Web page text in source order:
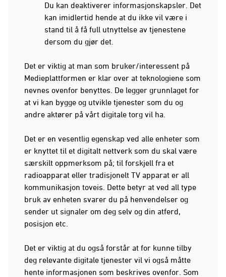
Du kan deaktiverer informasjonskapsler. Det
kan imidlertid hende at du ikke vil være i
stand til å få full utnyttelse av tjenestene
dersom du gjør det.
Det er viktig at man som bruker/interessent på
Medieplattformen er klar over at teknologiene som
nevnes ovenfor benyttes. De legger grunnlaget for
at vi kan bygge og utvikle tjenester som du og
andre aktører på vårt digitale torg vil ha.
Det er en vesentlig egenskap ved alle enheter som
er knyttet til et digitalt nettverk som du skal være
særskilt oppmerksom på; til forskjell fra et
radioapparat eller tradisjonelt TV apparat er all
kommunikasjon toveis. Dette betyr at ved all type
bruk av enheten svarer du på henvendelser og
sender ut signaler om deg selv og din atferd,
posisjon etc.
Det er viktig at du også forstår at for kunne tilby
deg relevante digitale tjenester vil vi også måtte
hente informasjonen som beskrives ovenfor. Som